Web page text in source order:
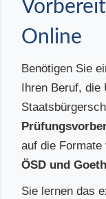
Online
Benötigen Sie
Ihren Beruf,
auf die Formate
ÖSD und
Sie lernen das